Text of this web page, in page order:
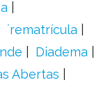
´rematrícula
Diadema
Abertas